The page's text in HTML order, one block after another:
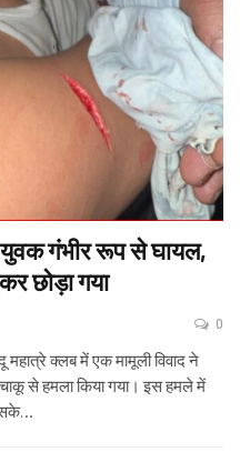
गंभीर रूप से घायल,
छोड़ा गया
0
क्लब में एक मामूली विवाद ने
से हमला किया गया। इस हमले में
…